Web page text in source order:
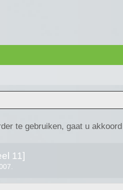
te gebruiken, gaat u
11]